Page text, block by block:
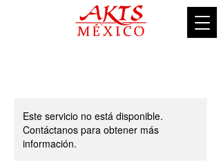
Este servicio no está disponible.
Contáctanos para obtener más
información.